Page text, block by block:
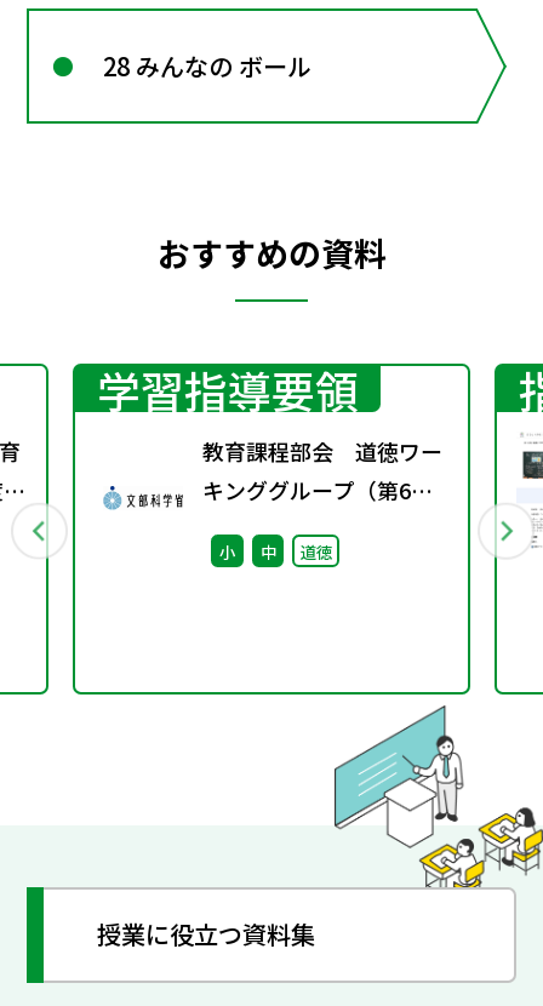
28 みんなの ボール
おすすめの資料
学習指導要領
教育課程部会 道徳ワー
キンググループ（第6
回） 配付資料
小 中 道徳
授業に役立つ資料集